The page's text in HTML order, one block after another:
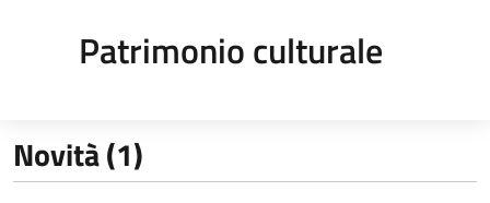
Patrimonio culturale
Novità (1)